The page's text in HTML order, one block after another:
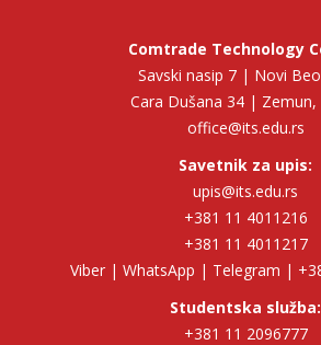
Comtrade Technology
Savski nasip 7 | Novi
Cara Dušana 34 | Zemun,
office@its.edu.rs
Savetnik za upis:
upis@its.edu.rs
+381 11 4011216
+381 11 4011217
Viber | WhatsApp | Telegram |
Studentska služba:
+381 11 2096777